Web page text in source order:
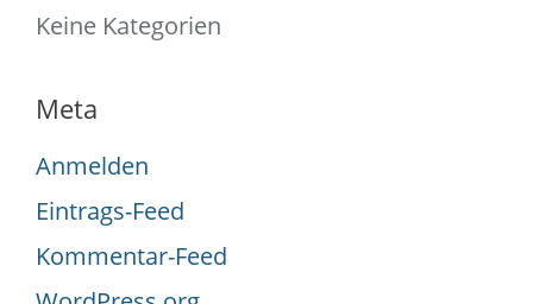
Keine Kategorien
Meta
Anmelden
Eintrags-Feed
Kommentar-Feed